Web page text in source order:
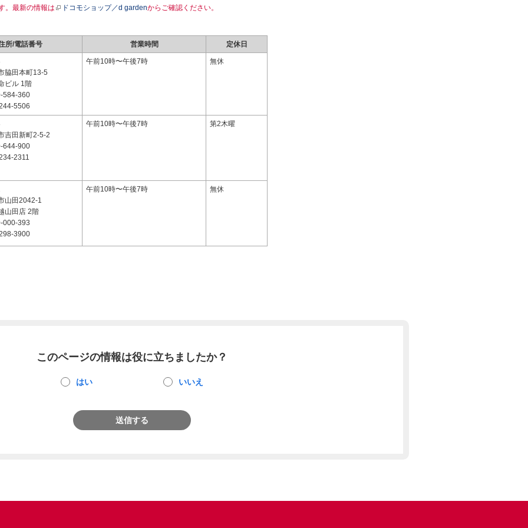
。最新の情報は ドコモショップ／d gardenからご確認ください。
所/電話番号 営業時間 定休日
脇田本町13-5
ビル 1階
584-360
5506
午前10時〜午後7時 無休
吉田新町2-5-2
644-900
2311
午前10時〜午後7時 第2木曜
山田2042-1
山田店 2階
000-393
3900
午前10時〜午後7時 無休
このページの情報は役に立ちましたか？
はい いいえ
送信する